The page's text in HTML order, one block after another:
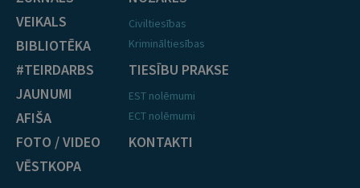
VEIKALS
BIBLIOTĒKA
#TEIRDARBS
JAUNUMI
AFIŠA
FOTO / VIDEO
VĒSTKOPA
Civiltiesības
Krimināltiesības
TIESĪBU PRAKSE
EST nolēmumi
ECT nolēmumi
KONTAKTI